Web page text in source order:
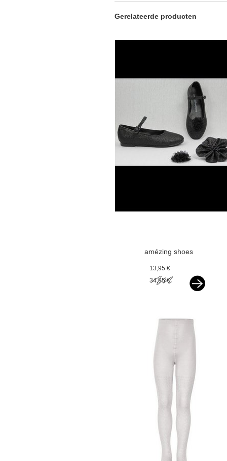
Gerelateerde producten
amézing shoes
glitter v
13,95 €
34,95 €